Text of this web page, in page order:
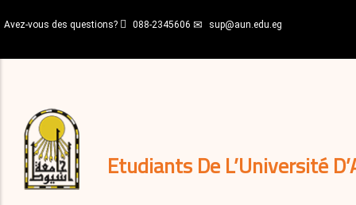
au
principal
Avez-vous des questions? 088-2345606 sup@aun.edu.eg
Etudiants De L’Université
décisions
Expatriés
Journal